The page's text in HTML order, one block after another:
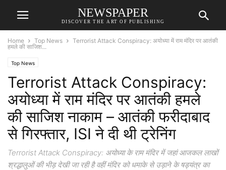
NEWSPAPER
DISCOVER THE ART OF PUBLISHING
Home Top News
Terrorist Attack Conspiracy: अयोध्या में राम मंदिर पर आतंकी
हमले की साजिश...
Top News
Terrorist Attack Conspiracy:
अयोध्या में राम मंदिर पर आतंकी हमले
की साजिश नाकाम – आतंकी फरीदाबाद
से गिरफ्तार, ISI ने दी थी ट्रेनिंग
Terrorist Attack Conspiracy: अयोध्या के राम मंदिर में जहां आजकल लाखों
श्रद्धालुओं की भीड़ देखी जा रही है वहीं मंदिर को धमाके से उड़ाने के षड्यंत्र का